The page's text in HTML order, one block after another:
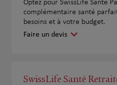
Optez pour SwissLife Santé
complémentaire santé
besoins et à votre budget.
Faire un devis
SwissLife Santé